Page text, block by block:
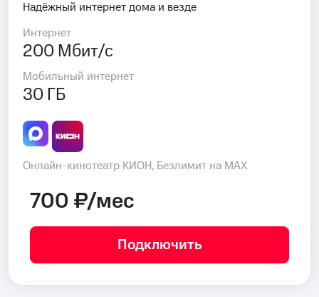
Надёжный интернет дома и везде
Интернет
200 Мбит/с
Мобильный интернет
30 ГБ
Онлайн-кинотеатр КИОН, Безлимит на MAX
700 ₽/мес
Подключить